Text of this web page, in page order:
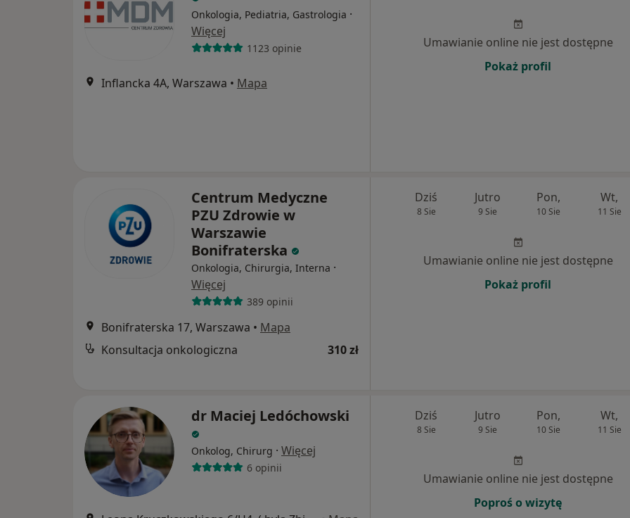
Onkologia, Pediatria, Gastrologia ·
Więcej
1123 opinie
Inflancka 4A, Warszawa • Mapa
Umawianie online nie jest dostępne
Pokaż profil
Centrum Medyczne
PZU Zdrowie w
Warszawie
Bonifraterska
Onkologia, Chirurgia, Interna ·
Więcej
389 opinii
Bonifraterska 17, Warszawa • Mapa
Konsultacja onkologiczna
310 zł
Dziś
8 Sie
Jutro
9 Sie
Pon,
10 Sie
Wt,
11 Sie
Umawianie online nie jest dostępne
Pokaż profil
dr Maciej Ledóchowski
Onkolog, Chirurg · Więcej
6 opinii
Dziś
8 Sie
Jutro
9 Sie
Pon,
10 Sie
Wt,
11 Sie
Umawianie online nie jest dostępne
Poproś o wizytę